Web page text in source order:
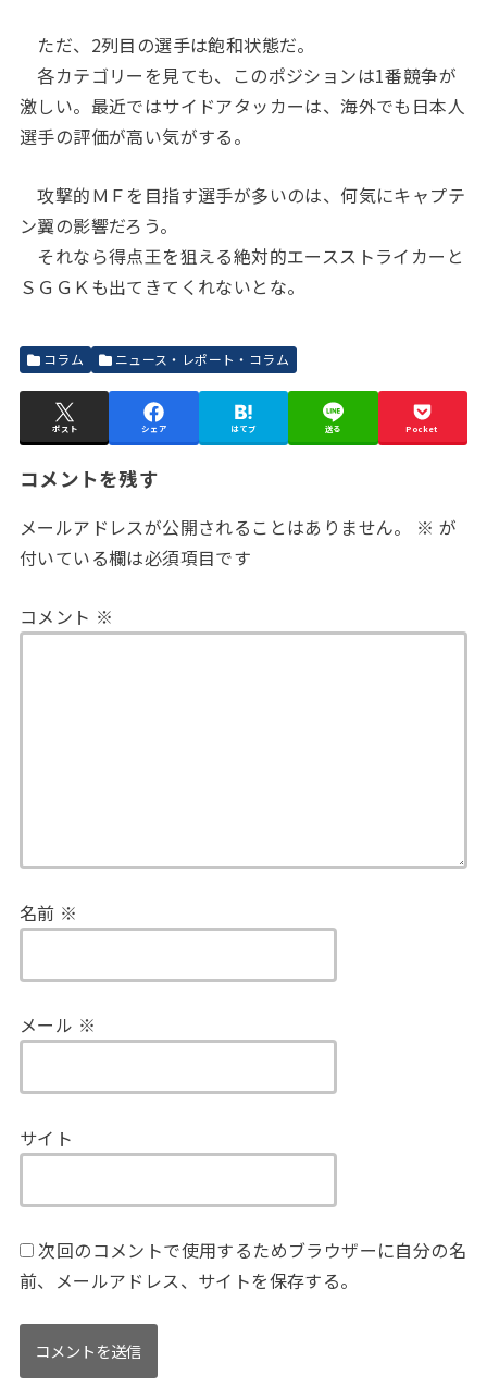
ただ、2列目の選手は飽和状態だ。
各カテゴリーを見ても、このポジションは1番競争が
激しい。最近ではサイドアタッカーは、海外でも日本人
選手の評価が高い気がする。
攻撃的ＭＦを目指す選手が多いのは、何気にキャプテ
ン翼の影響だろう。
それなら得点王を狙える絶対的エースストライカーと
ＳＧＧＫも出てきてくれないとな。
コラム ニュース・レポート・コラム
ポスト シェア はてブ 送る Pocket
コメントを残す
メールアドレスが公開されることはありません。 ※ が
付いている欄は必須項目です
コメント ※
名前 ※
メール ※
サイト
次回のコメントで使用するためブラウザーに自分の名
前、メールアドレス、サイトを保存する。